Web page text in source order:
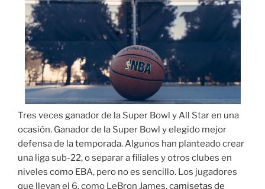
Tres veces ganador de la Super Bowl y All Star en una
ocasión. Ganador de la Super Bowl y elegido mejor
defensa de la temporada. Algunos han planteado crear
una liga sub-22, o separar a filiales y otros clubes en
niveles como EBA, pero no es sencillo. Los jugadores
que llevan el 6, como LeBron James,camisetas de